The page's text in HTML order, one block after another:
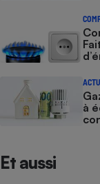
à
Et aussi